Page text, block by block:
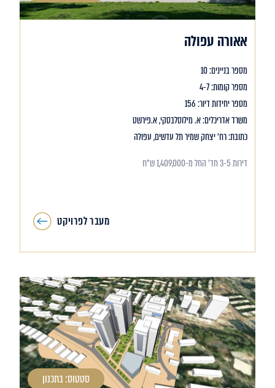
אאורה עפולה
מספר בניינים: 10
מספר קומות: 4-7
מספר יחידות דיור: 156
משרד אדריכלים: א. מילוסלבסקי, א.פירשט
כתובת: רח' יצחק שמיר תל עדשים, עפולה
דירות 3-5 חד' החל מ-1,409,000 ש"ח
מעבר לפרויקט
סטטוס: בתכנון